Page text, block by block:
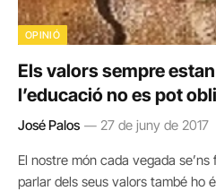
OPINIÓ
Els valors sempre
l’educació no es pot
José Palos 27 de juny de 2017
El nostre món cada vegada
parlar dels seus valors també ho